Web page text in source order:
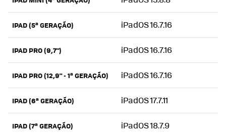
IPAD (5ª GERAÇÃO) iPadOS 16.7.16
IPAD PRO (9,7") iPadOS 16.7.16
IPAD PRO (12,9" - 1ª GERAÇÃO) iPadOS 16.7.16
IPAD (6ª GERAÇÃO) iPadOS 17.7.11
IPAD (7ª GERAÇÃO) iPadOS 18.7.9